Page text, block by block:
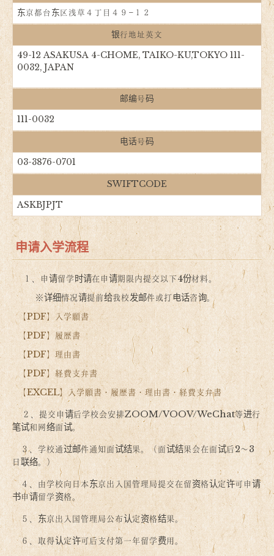
东京都台东区浅草４丁目４９−１２
银行地址英文
49-12 ASAKUSA 4-CHOME, TAIKO-KU,TOKYO 111-
0032, JAPAN
邮编号码
111-0032
电话号码
03-3876-0701
SWIFTCODE
ASKBJPJT
申请入学流程
１、申请留学时请在申请期限内提交以下4份材料。
※详细情况请提前给我校发邮件或打电话咨询。
【PDF】入学願書
【PDF】履歴書
【PDF】理由書
【PDF】経費支弁書
【EXCEL】入学願書・履歴書・理由書・経費支弁書
２、提交申请后学校会安排ZOOM/VOOV/WeChat等进行
笔试和网络面试。
３、学校通过邮件通知面试结果。（面试结果会在面试后2～3
日联络。）
４、由学校向日本东京出入国管理局提交在留资格认定许可申请
书申请留学资格。
５、东京出入国管理局公布认定资格结果。
６、取得认定许可后支付第一年留学费用。